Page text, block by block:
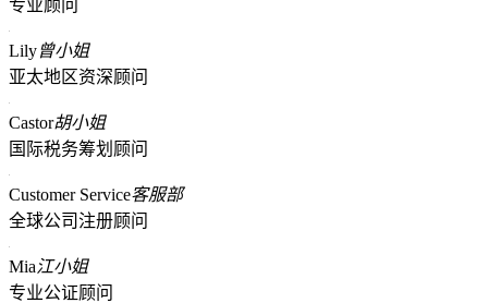
专业顾问
Lily曾小姐
亚太地区资深顾问
Castor胡小姐
国际税务筹划顾问
Customer Service客服部
全球公司注册顾问
Mia江小姐
专业公证顾问